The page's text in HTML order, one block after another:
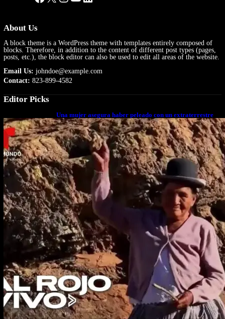
About Us
A block theme is a WordPress theme with templates entirely composed of
blocks. Therefore, in addition to the content of different post types (pages,
posts, etc.), the block editor can also be used to edit all areas of the website.
Email Us: johndoe@example.com
Contact: 823-899-4582
Editor Picks
Una mujer asegura haber peleado con un extraterrestre
cuerpo a cuerpo